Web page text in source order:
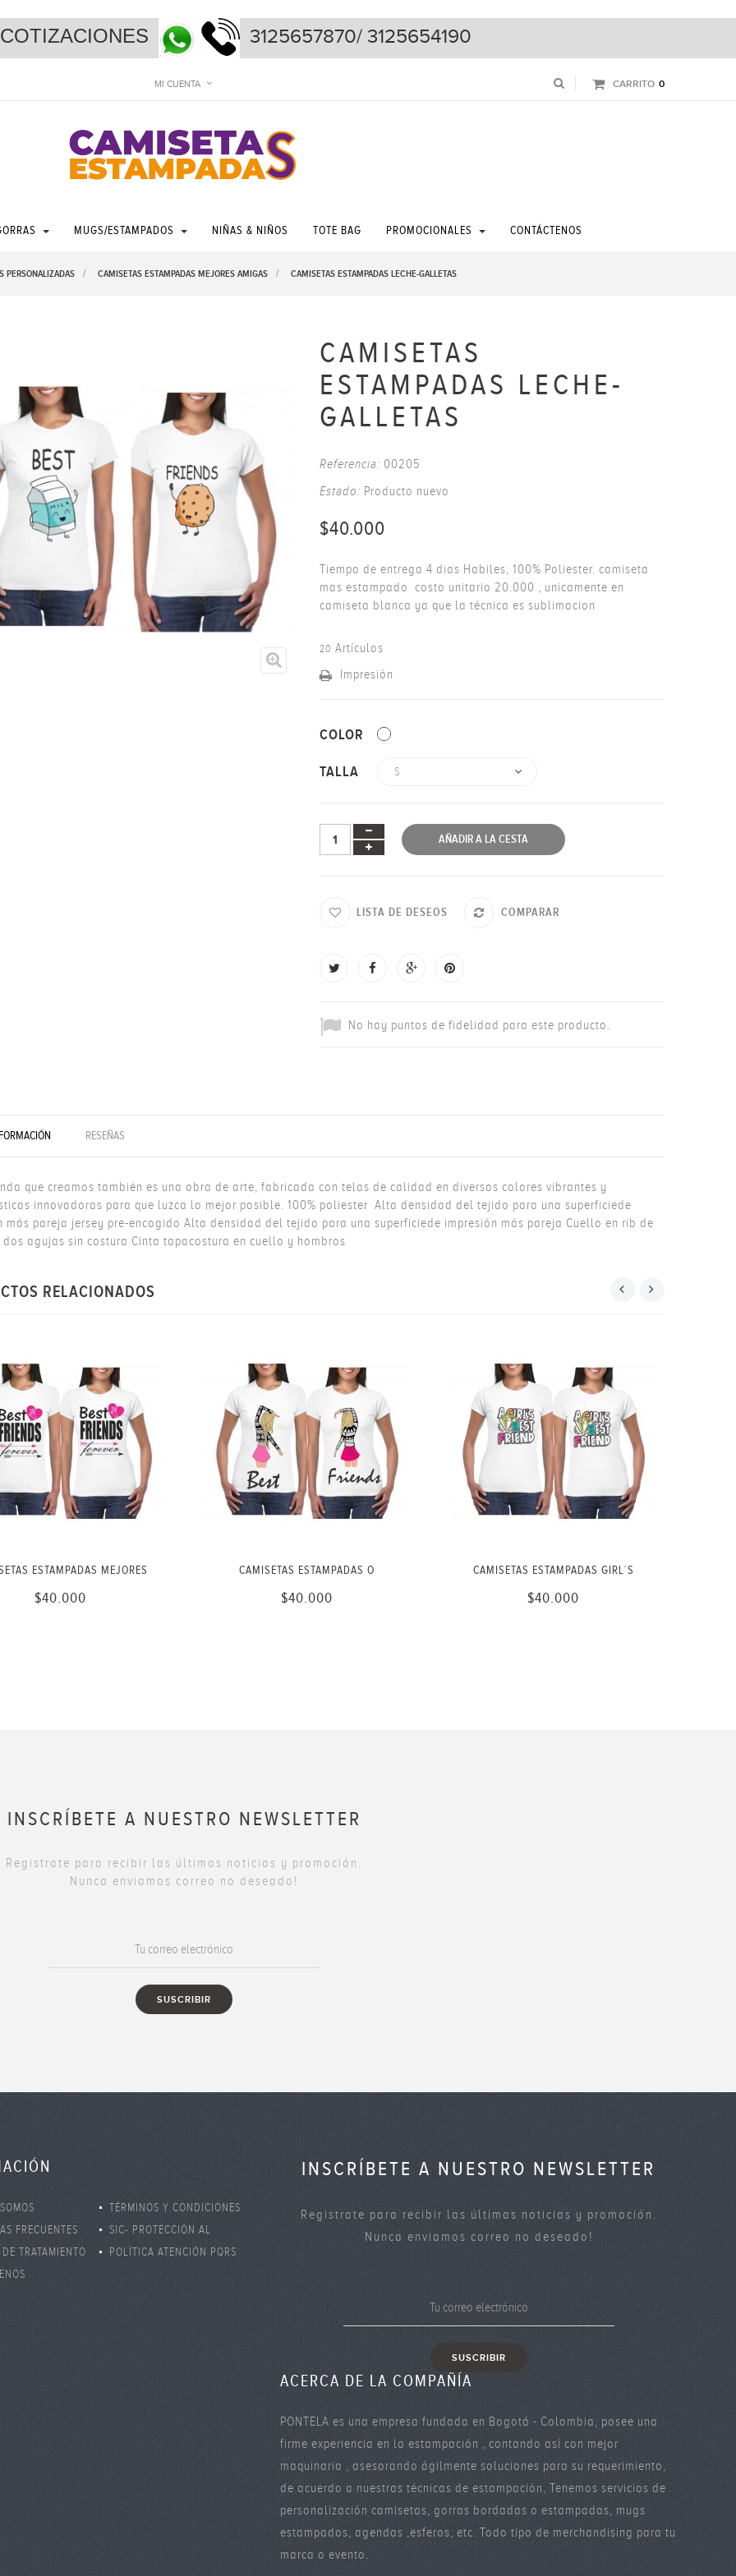
3125657870/ 3125654190
MI CUENTA CARRITO 0
MUGS/ESTAMPADOS NIÑAS & NIÑOS TOTE BAG PROMOCIONALES CONTÁCTENOS
PERSONALIZADAS CAMISETAS ESTAMPADAS MEJORES AMIGAS CAMISETAS ESTAMPADAS LECHE-GALLETAS
CAMISETAS
ESTAMPADAS LECHE-
GALLETAS
Referencia: 00205
Estado: Producto nuevo
$40.000
Tiempo de entrega 4 dias Habiles, 100% Poliester. camiseta
mas estampado costo unitario 20.000 , unicamente en
camiseta blanca ya que la técnica es sublimacion
20 Artículos
Impresión
COLOR
TALLA
AÑADIR A LA CESTA
COMPARAR
LISTA DE DESEOS
No hay puntos de fidelidad para este producto.
RESEÑAS
que creamos también es una obra de arte, fabricada con telas de calidad en diversos colores vibrantes y
innovadoras para que luzca lo mejor posible. 100% poliester Alta densidad del tejido para una superficiede
más pareja jersey pre-encogido Alta densidad del tejido para una superficiede impresión más pareja Cuello en rib de
dos agujas sin costura Cinta tapacostura en cuello y hombros
RELACIONADOS
ESTAMPADAS MEJORES
$40.000
CAMISETAS ESTAMPADAS O
$40.000
CAMISETAS ESTAMPADAS GIRL´S
$40.000
INSCRÍBETE A NUESTRO NEWSLETTER
Registrate para recibir las últimas noticias y promoción.
Nunca enviamos correo no deseado!
TÉRMINOS Y CONDICIONES
FRECUENTES
SIC- PROTECCIÓN AL
CONSUMIDOR
TRATAMIENTO
PERSONALES
POLÍTICA ATENCIÓN PQRS
INSCRÍBETE A NUESTRO NEWSLETTER
Registrate para recibir las últimas noticias y promoción.
Nunca enviamos correo no deseado!
ACERCA DE LA COMPAÑÍA
PONTELA es una empresa fundada en Bogotá - Colombia, posee una
firme experiencia en la estampación , contando así con mejor
maquinaria , asesorando ágilmente soluciones para su requerimiento,
de acuerdo a nuestras técnicas de estampación, Tenemos servicios de
personalización camisetas, gorras bordadas o estampadas, mugs
estampados, agendas ,esferos, etc. Todo tipo de merchandising para tu
marca o evento.